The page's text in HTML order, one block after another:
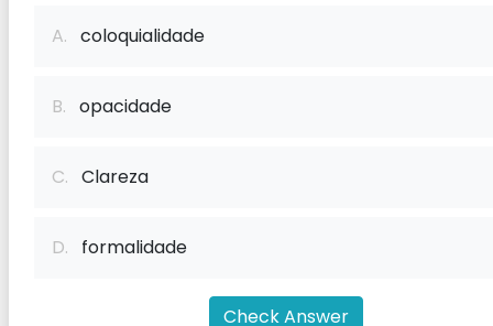
A. coloquialidade
B. opacidade
C. Clareza
D. formalidade
Check Answer